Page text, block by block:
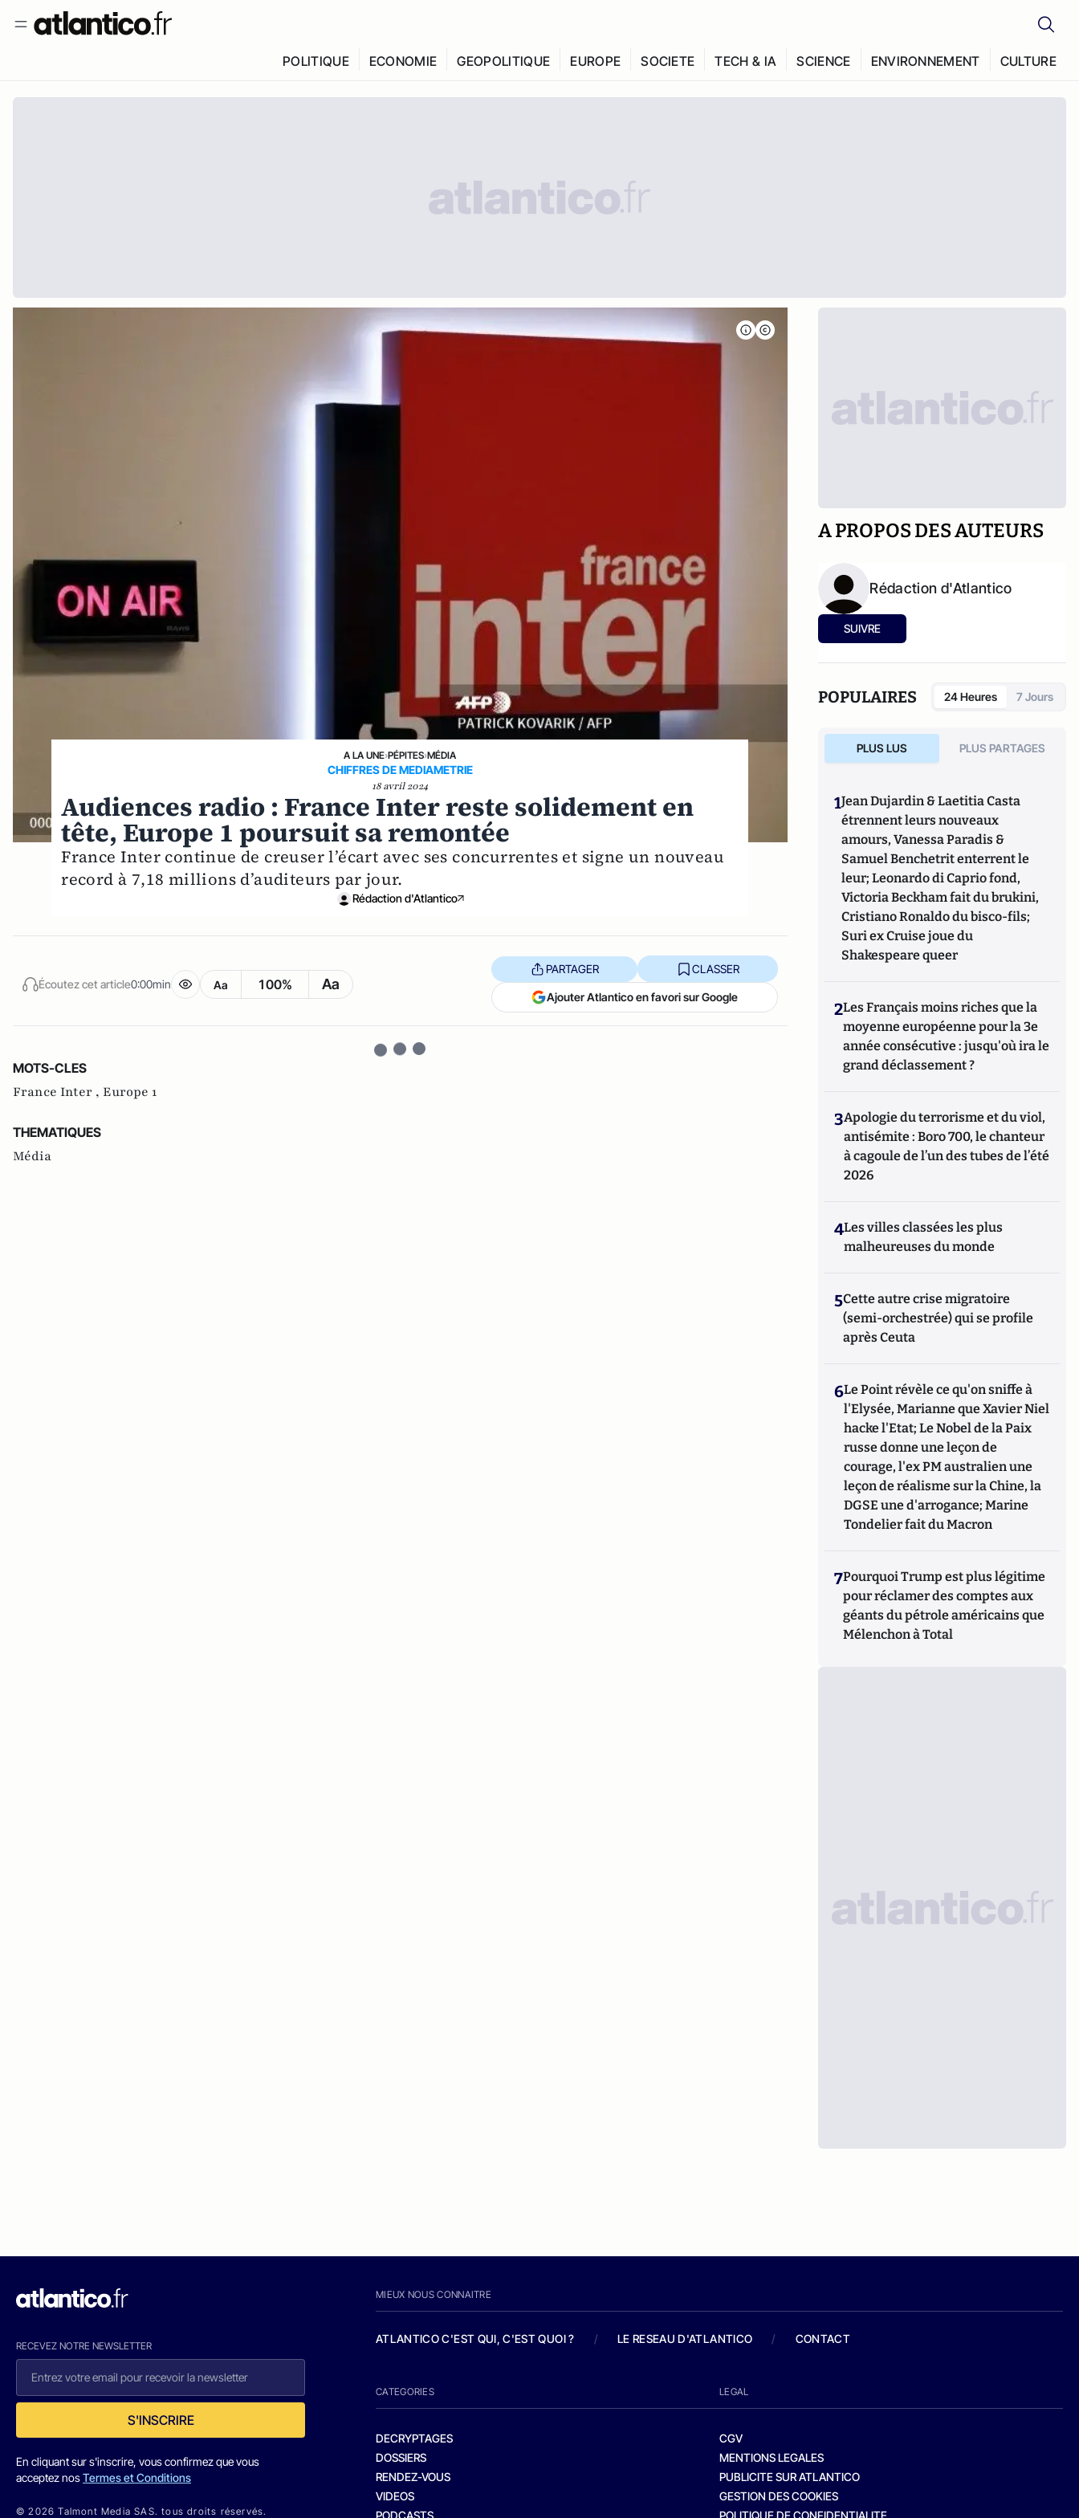
POLITIQUE ECONOMIE GEOPOLITIQUE EUROPE SOCIETE TECH & IA SCIENCE ENVIRONNEMENT CULTURE
A LA UNE›PÉPITES›MÉDIA
CHIFFRES DE MEDIAMETRIE
18 avril 2024
Audiences radio : France Inter reste solidement en
tête, Europe 1 poursuit sa remontée
France Inter continue de creuser l’écart avec ses concurrentes et signe un nouveau
record à 7,18 millions d’auditeurs par jour.
Rédaction d'Atlantico
Écoutez cet article0:00min Aa 100% Aa
PARTAGER CLASSER
Ajouter Atlantico en favori sur Google
MOTS-CLES
France Inter , Europe 1
THEMATIQUES
Média
A PROPOS DES AUTEURS
Rédaction d'Atlantico
SUIVRE
POPULAIRES 24 Heures 7 Jours
PLUS LUS PLUS PARTAGES
1Jean Dujardin & Laetitia Casta
étrennent leurs nouveaux
amours, Vanessa Paradis &
Samuel Benchetrit enterrent le
leur; Leonardo di Caprio fond,
Victoria Beckham fait du brukini,
Cristiano Ronaldo du bisco-fils;
Suri ex Cruise joue du
Shakespeare queer
2Les Français moins riches que la
moyenne européenne pour la 3e
année consécutive : jusqu'où ira le
grand déclassement ?
3Apologie du terrorisme et du viol,
antisémite : Boro 700, le chanteur
à cagoule de l’un des tubes de l’été
2026
4Les villes classées les plus
malheureuses du monde
5Cette autre crise migratoire
(semi-orchestrée) qui se profile
après Ceuta
6Le Point révèle ce qu'on sniffe à
l'Elysée, Marianne que Xavier Niel
hacke l'Etat; Le Nobel de la Paix
russe donne une leçon de
courage, l'ex PM australien une
leçon de réalisme sur la Chine, la
DGSE une d'arrogance; Marine
Tondelier fait du Macron
7Pourquoi Trump est plus légitime
pour réclamer des comptes aux
géants du pétrole américains que
Mélenchon à Total
RECEVEZ NOTRE NEWSLETTER
S'INSCRIRE
En cliquant sur s'inscrire, vous confirmez que vous
acceptez nosTermes et Conditions
© 2026 Talmont Media SAS. tous droits réservés.
MIEUX NOUS CONNAITRE
ATLANTICO C'EST QUI, C'EST QUOI ? / LE RESEAU D'ATLANTICO / CONTACT
CATEGORIES
DECRYPTAGES
DOSSIERS
RENDEZ-VOUS
VIDEOS
PODCASTS
LEGAL
CGV
MENTIONS LEGALES
PUBLICITE SUR ATLANTICO
GESTION DES COOKIES
POLITIQUE DE CONFIDENTIALITE